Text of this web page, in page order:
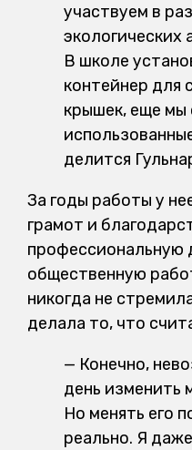
участвуем в
экологических
В школе
контейнер для
крышек, еще мы
делится
За годы работы у
грамот и
профессиональную
общественную
никогда не
делала то, что
— Конечно,
день изменить
Но менять его
реально. Я